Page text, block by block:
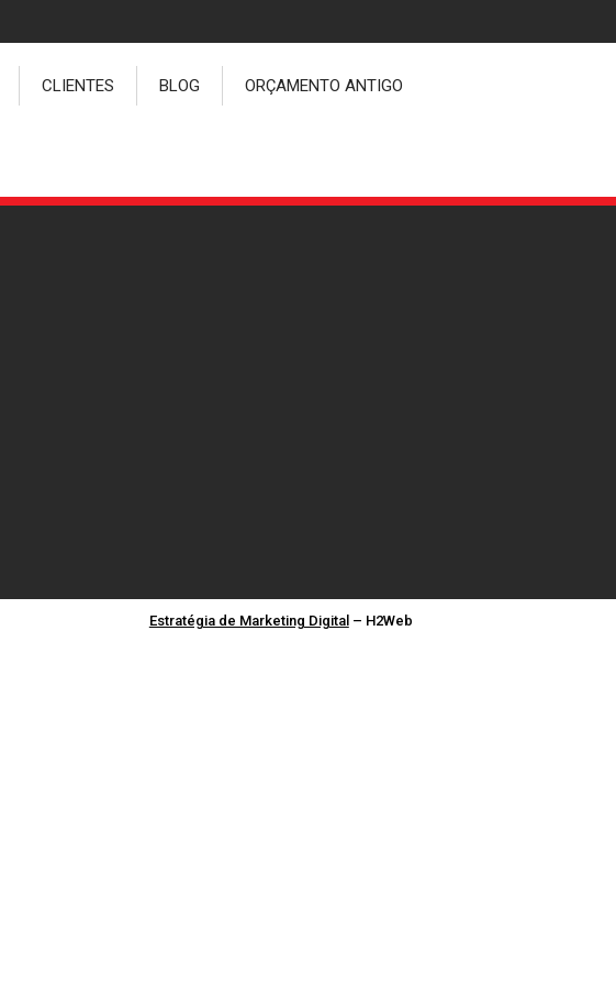
CLIENTES BLOG ORÇAMENTO ANTIGO
Estratégia de Marketing Digital – H2Web